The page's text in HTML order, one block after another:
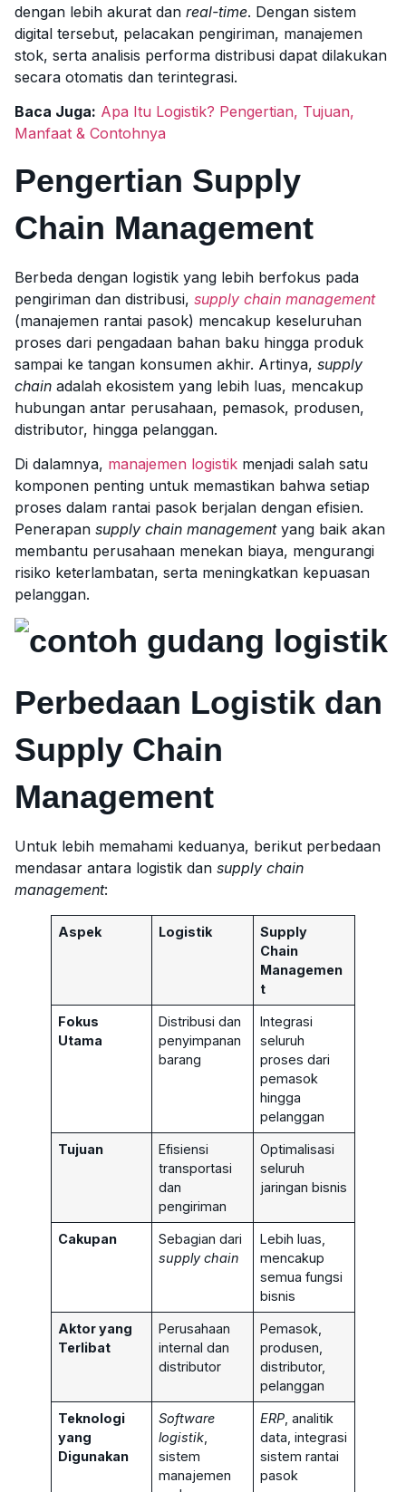
dengan lebih akurat dan real-time. Dengan sistem
digital tersebut, pelacakan pengiriman, manajemen
stok, serta analisis performa distribusi dapat dilakukan
secara otomatis dan terintegrasi.
Baca Juga: Apa Itu Logistik? Pengertian, Tujuan,
Manfaat & Contohnya
Pengertian Supply
Chain Management
Berbeda dengan logistik yang lebih berfokus pada
pengiriman dan distribusi, supply chain management
(manajemen rantai pasok) mencakup keseluruhan
proses dari pengadaan bahan baku hingga produk
sampai ke tangan konsumen akhir. Artinya, supply
chain adalah ekosistem yang lebih luas, mencakup
hubungan antar perusahaan, pemasok, produsen,
distributor, hingga pelanggan.
Di dalamnya, manajemen logistik menjadi salah satu
komponen penting untuk memastikan bahwa setiap
proses dalam rantai pasok berjalan dengan efisien.
Penerapan supply chain managementyang baik akan
membantu perusahaan menekan biaya, mengurangi
risiko keterlambatan, serta meningkatkan kepuasan
pelanggan.
Perbedaan Logistik dan
Supply Chain
Management
Untuk lebih memahami keduanya, berikut perbedaan
mendasar antara logistik dan supply chain
management:
Aspek Logistik
Supply
Chain
Managemen
t
Fokus
Utama
Distribusi dan
penyimpanan
barang
Integrasi
seluruh
proses dari
pemasok
hingga
pelanggan
Tujuan
Efisiensi
transportasi
dan
pengiriman
Optimalisasi
seluruh
jaringan bisnis
Cakupan
Sebagian dari
supply chain
Lebih luas,
mencakup
semua fungsi
bisnis
Aktor yang
Terlibat
Perusahaan
internal dan
distributor
Pemasok,
produsen,
distributor,
pelanggan
Teknologi
yang
Digunakan
Software
logistik
sistem
manajemen
ERP , analitik
data, integrasi
sistem rantai
pasok